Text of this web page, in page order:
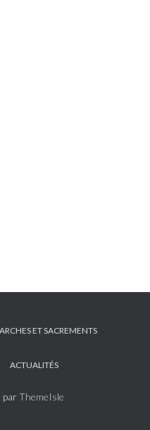
ET SACREMENTS
ACTUALITÉS
parThemeIsle